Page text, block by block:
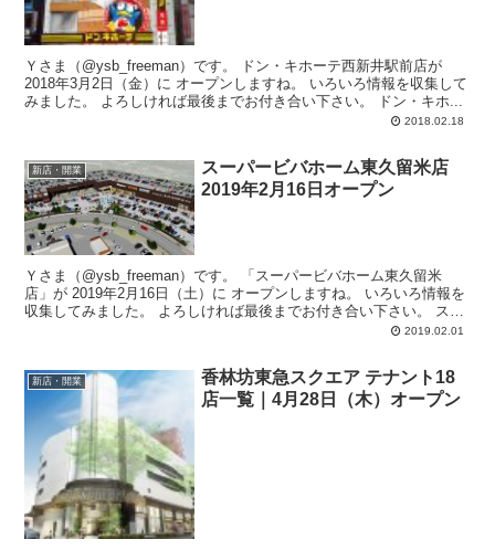
Ｙさま（@ysb_freeman）です。 ドン・キホーテ西新井駅前店が
2018年3月2日（金）に オープンしますね。 いろいろ情報を収集して
みました。 よろしければ最後までお付き合い下さい。 ドン・キホ...
2018.02.18
新店・開業
スーパービバホーム東久留米店
2019年2月16日オープン
Ｙさま（@ysb_freeman）です。 「スーパービバホーム東久留米
店」が 2019年2月16日（土）に オープンしますね。 いろいろ情報を
収集してみました。 よろしければ最後までお付き合い下さい。 ス
2019.02.01
新店・開業
香林坊東急スクエア テナント18
店一覧｜4月28日（木）オープン